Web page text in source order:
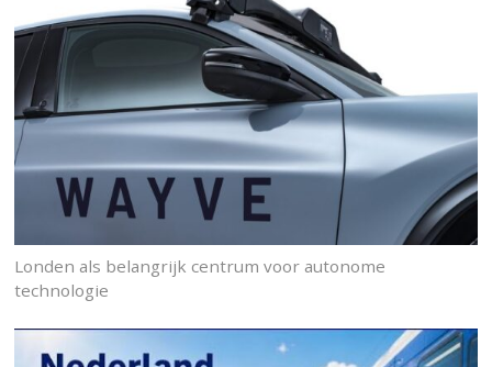
Londen als belangrijk centrum voor autonome
technologie